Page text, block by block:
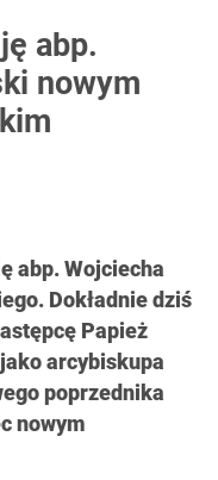
abp.
nowym
abp. Wojciecha
Dokładnie dziś
Papież
arcybiskupa
poprzednika
nowym